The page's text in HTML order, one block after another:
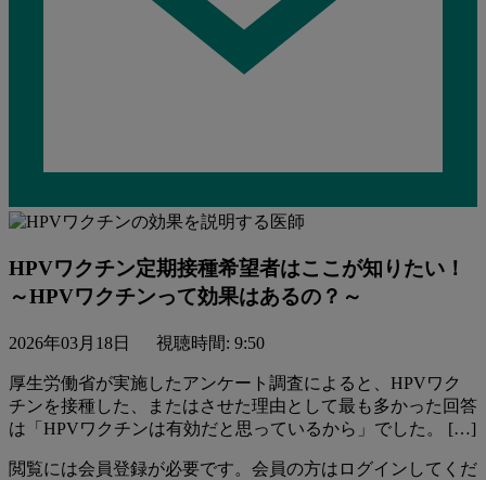
HPVワクチン定期接種希望者はここが知りたい！
～HPVワクチンって効果はあるの？～
2026年03月18日 視聴時間: 9:50
厚生労働省が実施したアンケート調査によると、HPVワク
チンを接種した、またはさせた理由として最も多かった回答
は「HPVワクチンは有効だと思っているから」でした。 […]
閲覧には会員登録が必要です。会員の方はログインしてくだ